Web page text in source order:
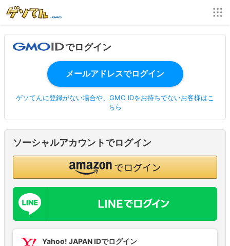
でログイン
ゲソてんに登録がない場合や、GMO IDをお持ちでないお客様はこ
ちら
ソーシャルアカウントでログイン
Yahoo! JAPAN IDでログイン